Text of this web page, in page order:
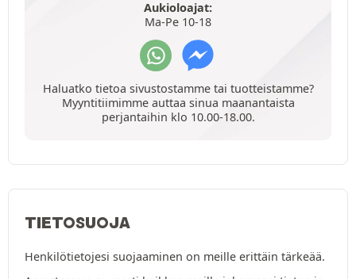
Aukioloajat:
Ma-Pe 10-18
Haluatko tietoa sivustostamme tai tuotteistamme?
Myyntitiimimme auttaa sinua maanantaista
perjantaihin klo 10.00-18.00.
TIETOSUOJA
Henkilötietojesi suojaaminen on meille erittäin tärkeää.